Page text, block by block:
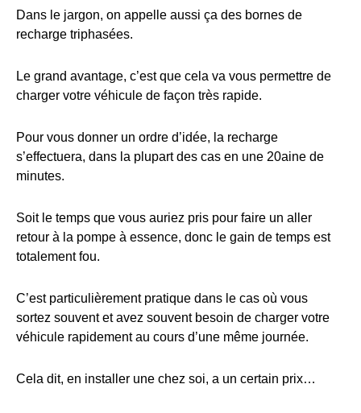
Dans le jargon, on appelle aussi ça des bornes de
recharge triphasées.
Le grand avantage, c’est que cela va vous permettre de
charger votre véhicule de façon très rapide.
Pour vous donner un ordre d’idée, la recharge
s’effectuera, dans la plupart des cas en une 20aine de
minutes.
Soit le temps que vous auriez pris pour faire un aller
retour à la pompe à essence, donc le gain de temps est
totalement fou.
C’est particulièrement pratique dans le cas où vous
sortez souvent et avez souvent besoin de charger votre
véhicule rapidement au cours d’une même journée.
Cela dit, en installer une chez soi, a un certain prix…